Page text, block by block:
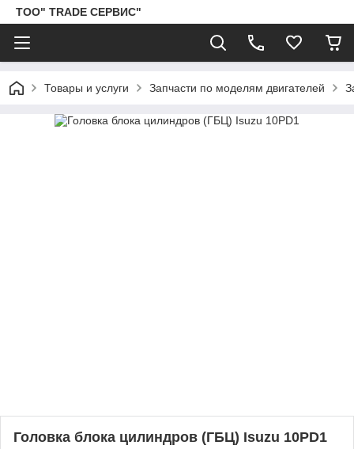
ТОО" TRADE СЕРВИС"
Товары и услуги Запчасти по моделям двигателей
Головка блока цилиндров (ГБЦ) Isuzu 10PD1